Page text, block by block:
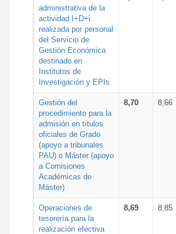
administrativa de la
actividad I+D+i
realizada por personal
del Servicio de
Gestión Económica
destinado en
Institutos de
Investigación y EPIs
Gestión del
procedimiento para la
admisión en títulos
oficiales de Grado
(apoyo a tribunales
PAU) o Máster (apoyo
a Comisiones
Académicas de
Máster)
8,70 8,66
Operaciones de
tesorería para la
realización efectiva
8,69 8,85